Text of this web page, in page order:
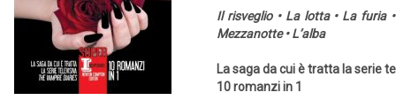
Il risveglio • La lotta • La furia
Mezzanotte • L’alba
La saga da cui è tratta la serie
10 romanzi in 1